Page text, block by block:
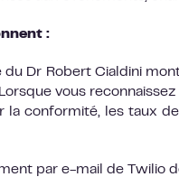
:
du Dr Robert Cialdini
vous
la conformité, les taux
par e-mail de Twilio